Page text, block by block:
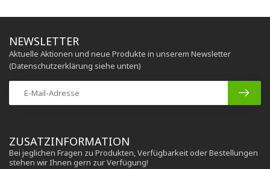
ZUSATZINFORMATION
Bei jeglichen Fragen zu Produkten, Verfügbarkeit oder Bestellungen
stehen wir Ihnen gern zur Verfügung!
NEWSLETTER
Aktuelle Aktionen und neue Produkte in unserem Newsletter
(Datenschutzerklärung siehe unten)